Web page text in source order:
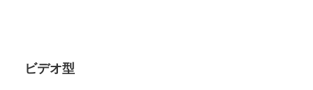
ビデオ型